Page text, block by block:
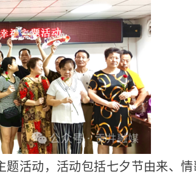
题活动，活动包括七夕节由来、情